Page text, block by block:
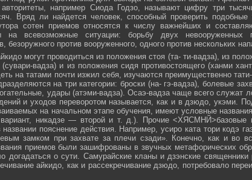
авторитеты, например Сиода Годзо, называют цифру три
Вряд ли найдется человек, способный проверить
сотен приемов относятся к числу важнейших и
на всевозможные ситуации: борьбу двух невооруженных
безоружного против вооруженного, одного против нескольких
могут проводиться из положения стоя (та- ти-вадза), из
(сувари-вадза) и из положения сидя противостоящего (ханми
на татами почти изжил себя, изучаются преимущественно
на три категории: броски (на- гэ-вадза), болевые
удары (атэми-вадза). Осаэ-вадза чаще всего служат
и уходов переворотом называется, как и в дзюдо, укэми.
на начальном этапе обучения, имеют условные
никадзе — второй и т. д.). Прочие <ХЯСМНЙ>базовые
пояснение действия. Например, усиро ката тори кодэ
замком при захвате за плечи сзади». Конечно, как и во
приемов были зашифрованы в звучных метафорических
догадаться о сути. Самурайские кланы и дзэнские священники
айкидо, как и рассекречивание дзюдо, потребовало